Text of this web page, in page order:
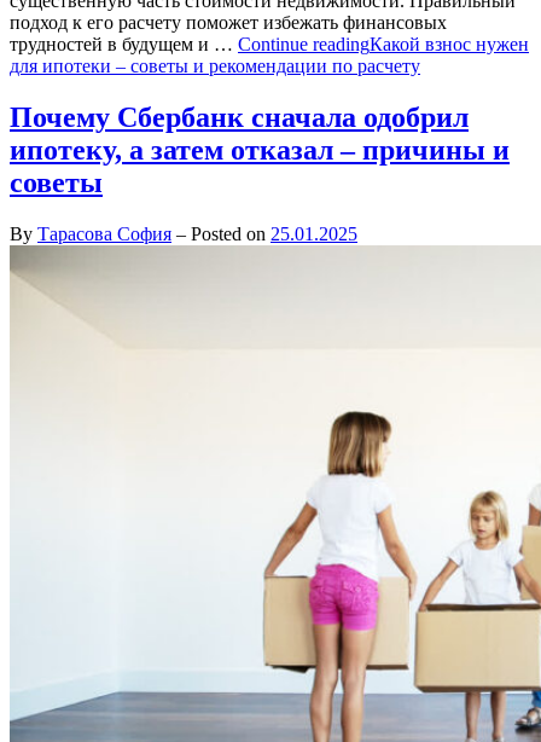
подход к его расчету поможет избежать финансовых
трудностей в будущем и … Continue readingКакой взнос нужен
для ипотеки – советы и рекомендации по расчету
Почему Сбербанк сначала одобрил
ипотеку, а затем отказал – причины и
советы
By Тарасова София – Posted on 25.01.2025